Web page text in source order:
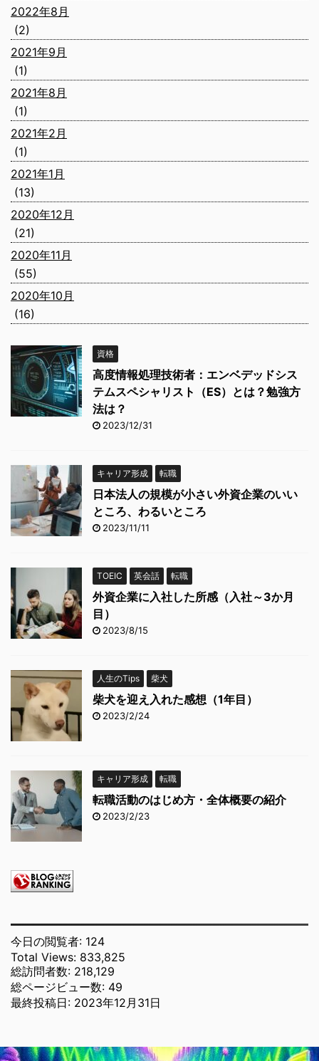
2022年8月
(2)
2021年9月
(1)
2021年8月
(1)
2021年2月
(1)
2021年1月
(13)
2020年12月
(21)
2020年11月
(55)
2020年10月
(16)
資格
高度情報処理技術者：エンベデッドシス
テムスペシャリスト（ES）とは？勉強方
法は？
2023/12/31
キャリア形成 転職
日本法人の規模が小さい外資企業のいい
ところ、わるいところ
2023/11/11
TOEIC 英会話 転職
外資企業に入社した所感（入社～3か月
目）
2023/8/15
人生のTips 柴犬
柴犬を迎え入れた感想（1年目）
2023/2/24
キャリア形成 転職
転職活動のはじめ方・全体概要の紹介
2023/2/23
今日の閲覧者: 124
Total Views: 833,825
総訪問者数: 218,129
総ページビュー数: 49
最終投稿日: 2023年12月31日